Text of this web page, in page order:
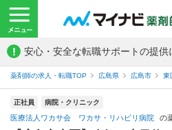
! 安心・安全な転職サポートの提供
薬剤師の求人・転職TOP 広島県 広島市 東
正社員 病院・クリニック
医療法人ワカサ会 ワカサ・リハビリ病院 の